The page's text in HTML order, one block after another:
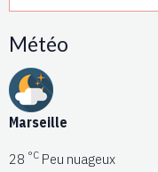
Météo
Marseille
28 °C Peu nuageux